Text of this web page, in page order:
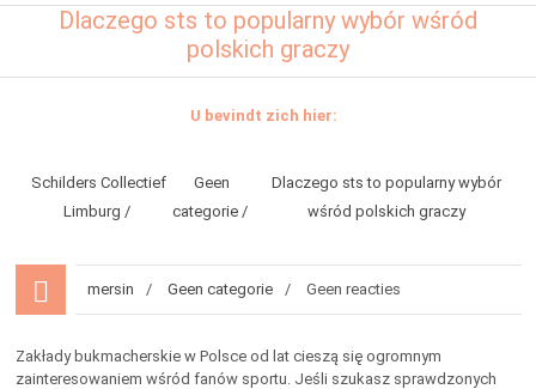
Dlaczego sts to popularny wybór wśród
polskich graczy
U bevindt zich hier:
Schilders Collectief
Limburg
Geen
categorie
Dlaczego sts to popularny wybór
wśród polskich graczy
mersin Geen categorie Geen reacties
Zakłady bukmacherskie w Polsce od lat cieszą się ogromnym
zainteresowaniem wśród fanów sportu. Jeśli szukasz sprawdzonych